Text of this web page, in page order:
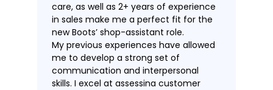
care, as well as 2+ years of experience
in sales make me a perfect fit for the
new Boots’ shop-assistant role.
My previous experiences have allowed
me to develop a strong set of
communication and interpersonal
skills. I excel at assessing customer